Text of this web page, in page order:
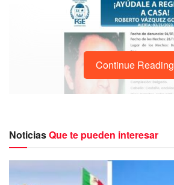
Continue Reading
NoticiasQue te pueden interesar